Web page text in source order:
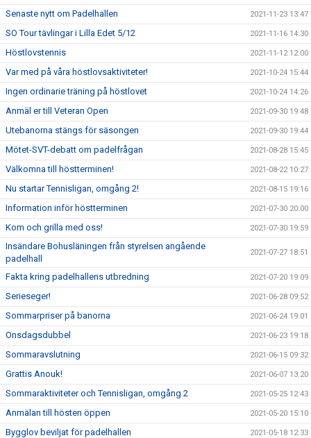
Senaste nytt om Padelhallen 2021-11-23 13:47
SO Tour tävlingar i Lilla Edet 5/12 2021-11-16 14:30
Höstlovstennis 2021-11-12 12:00
Var med på våra höstlovsaktiviteter! 2021-10-24 15:44
Ingen ordinarie träning på höstlovet 2021-10-24 14:26
Anmäl er till Veteran Open 2021-09-30 19:48
Utebanorna stängs för säsongen 2021-09-30 19:44
Mötet-SVT-debatt om padelfrågan 2021-08-28 15:45
Välkomna till höstterminen! 2021-08-22 10:27
Nu startar Tennisligan, omgång 2! 2021-08-15 19:16
Information inför höstterminen 2021-07-30 20:00
Kom och grilla med oss! 2021-07-30 19:59
Insändare Bohusläningen från styrelsen angående
padelhall
2021-07-27 18:51
Fakta kring padelhallens utbredning 2021-07-20 19:09
Serieseger! 2021-06-28 09:52
Sommarpriser på banorna 2021-06-24 19:01
Onsdagsdubbel 2021-06-23 19:18
Sommaravslutning 2021-06-15 09:32
Grattis Anouk! 2021-06-07 13:20
Sommaraktiviteter och Tennisligan, omgång 2 2021-05-25 12:43
Anmälan till hösten öppen 2021-05-20 15:10
Bygglov beviljat för padelhallen 2021-05-18 12:33